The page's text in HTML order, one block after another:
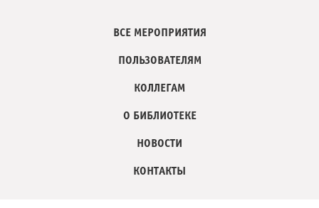
ВСЕ МЕРОПРИЯТИЯ
ПОЛЬЗОВАТЕЛЯМ
КОЛЛЕГАМ
О БИБЛИОТЕКЕ
НОВОСТИ
КОНТАКТЫ